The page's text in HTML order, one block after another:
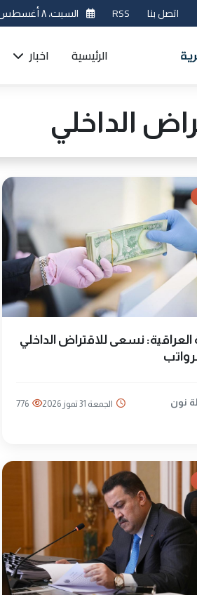
اتصل بنا RSS السبت، ٨ أغسطس 2026
الرئيسية اخبار
الداخلي
العراقية: نسعى للاقتراض الداخلي
نون الجمعة 31 تموز 2026 776